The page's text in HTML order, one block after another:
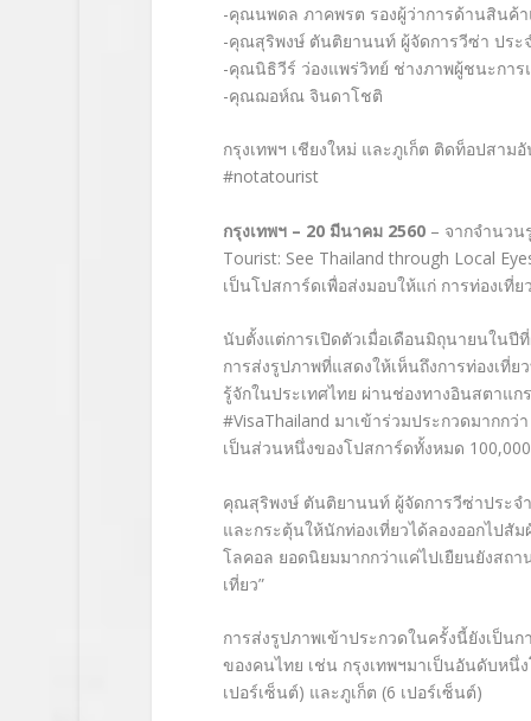
-คุณนพดล ภาคพรต รองผู้ว่าการด้านสินค้า
-คุณสุริพงษ์ ตันติยานนท์ ผู้จัดการวีซ่า ประ
-คุณนิธิวีร์ ว่องแพร่วิทย์ ช่างภาพผู้ชนะการ
-คุณฌอห์ณ จินดาโชติ
กรุงเทพฯ เชียงใหม่ และภูเก็ต ติดท็อปสาม
#notatourist
กรุงเทพฯ – 20 มีนาคม 2560– จากจำนวน
Tourist: See Thailand through Local
เป็นโปสการ์ดเพื่อส่งมอบให้แก่ การท่องเที่
นับตั้งแต่การเปิดตัวเมื่อเดือนมิถุนายนใน
การส่งรูปภาพที่แสดงให้เห็นถึงการท่องเที่
รู้จักในประเทศไทย ผ่านช่องทางอินสตาแ
#VisaThailand มาเข้าร่วมประกวดมากก
เป็นส่วนหนึ่งของโปสการ์ดทั้งหมด
คุณสุริพงษ์ ตันติยานนท์ ผู้จัดการวีซ่าประจ
และกระตุ้นให้นักท่องเที่ยวได้ลองออกไปสั
โลคอล ยอดนิยมมากกว่าแค่ไปเยืยนยังสถ
เที่ยว”
การส่งรูปภาพเข้าประกวดในครั้งนี้ยังเป็น
ของคนไทย เช่น กรุงเทพฯมาเป็นอันดับหนึ่
เปอร์เซ็นต์) และภูเก็ต (6 เปอร์เซ็นต์)